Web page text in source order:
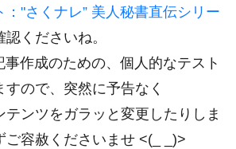
："さくナレ” 美人秘書直伝シリー
認くださいね。
作成のための、個人的なテスト
ので、突然に予告なく
ンツをガラッと変更したりしま
ご容赦くださいませ <(_ _)>